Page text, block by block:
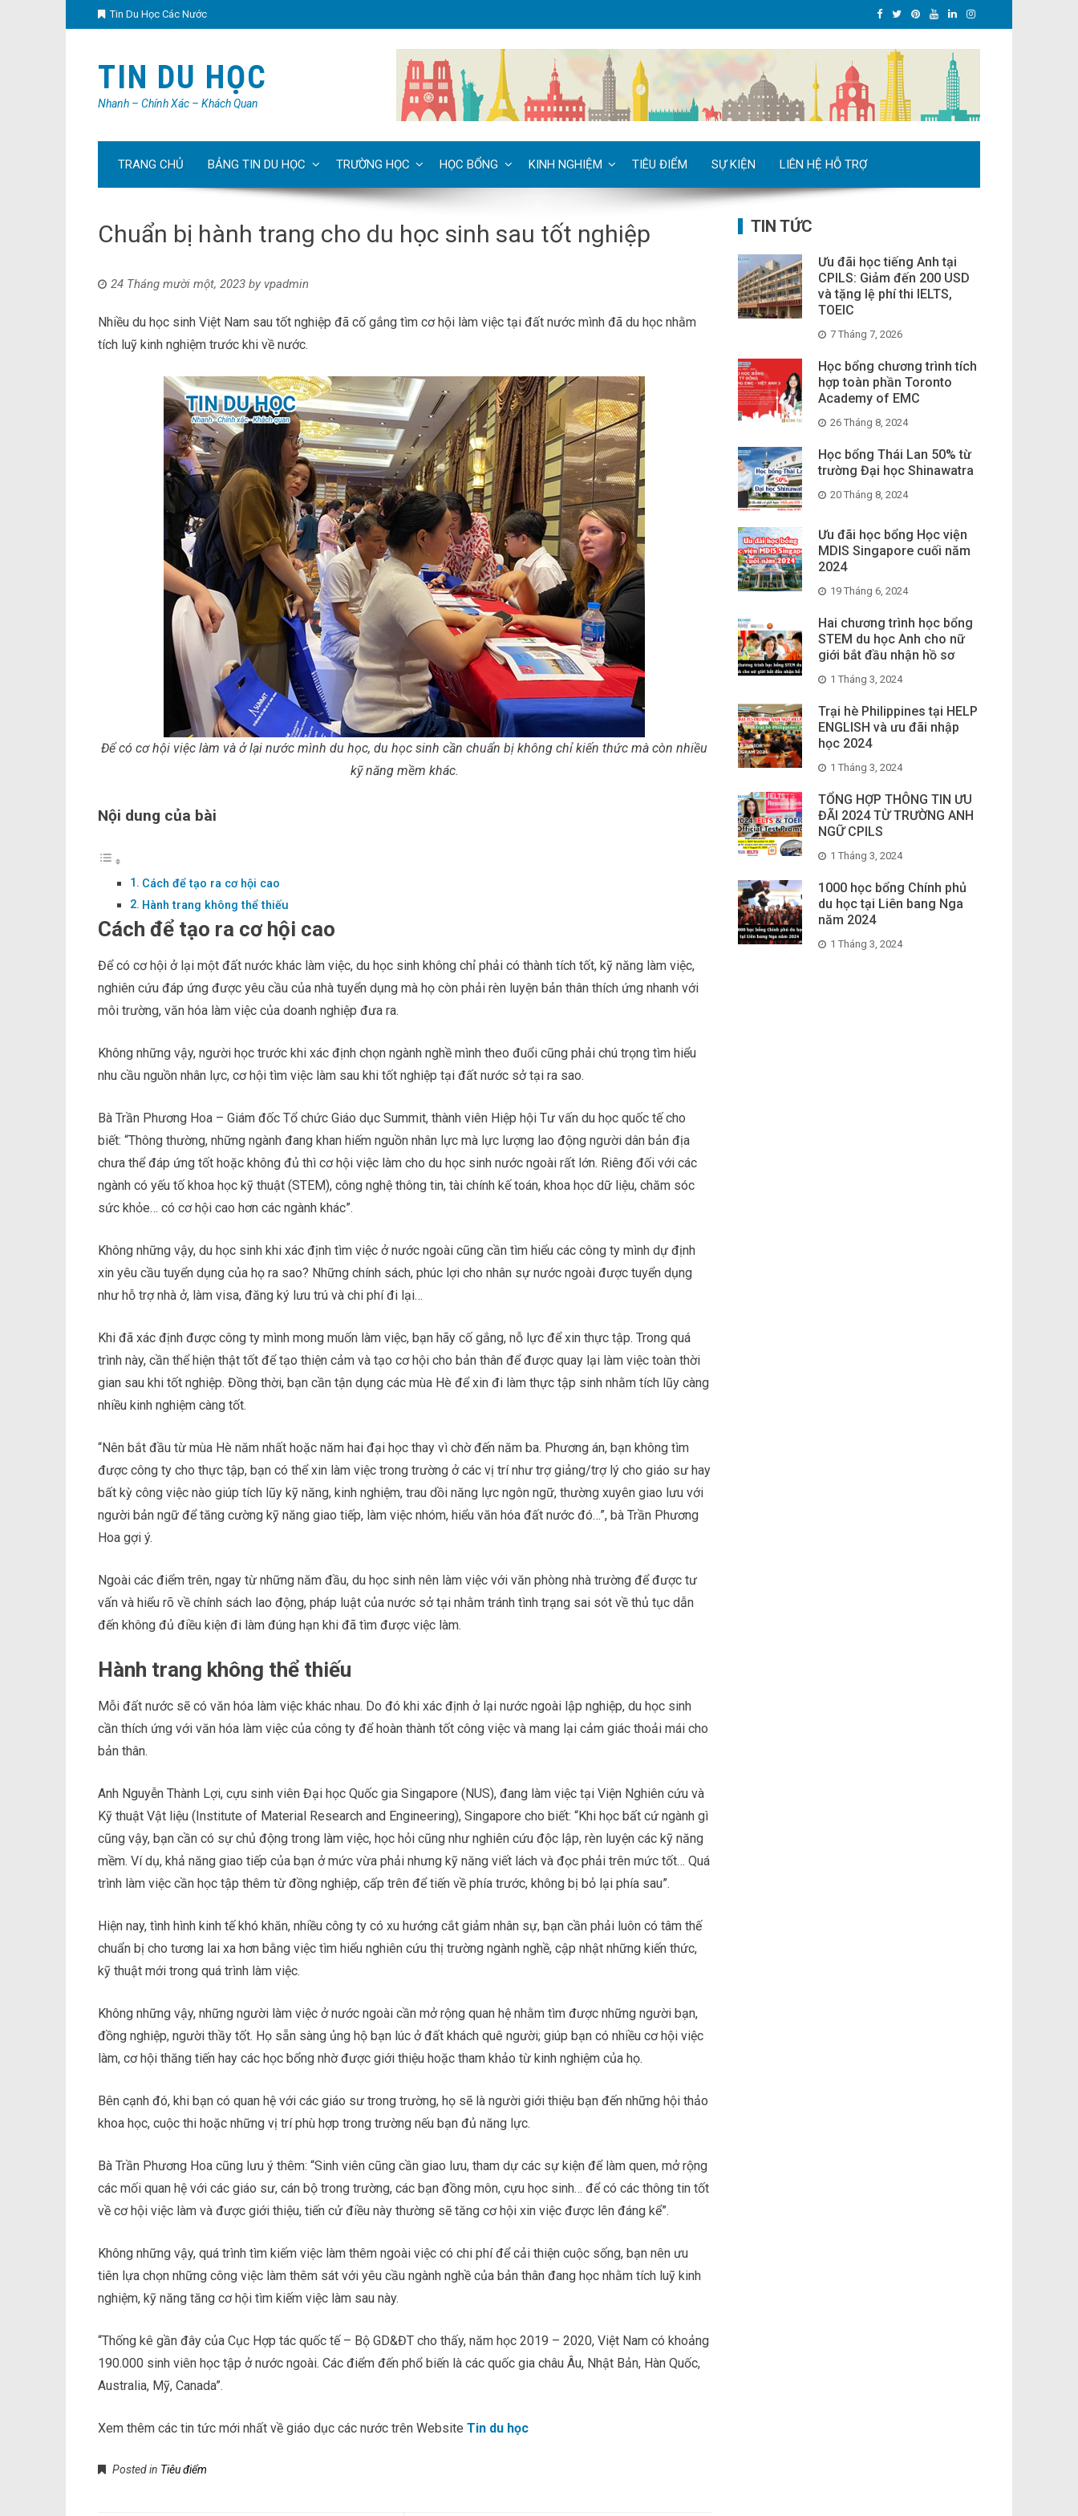
Tin Du Học Các Nước
TIN DU HỌC
Nhanh – Chính Xác – Khách Quan
TRANG CHỦ BẢNG TIN DU HỌC TRƯỜNG HỌC HỌC BỔNG KINH NGHIỆM TIÊU ĐIỂM SỰ KIỆN LIÊN HỆ HỖ TRỢ
Chuẩn bị hành trang cho du học sinh sau tốt nghiệp
24 Tháng mười một, 2023 by vpadmin
Nhiều du học sinh Việt Nam sau tốt nghiệp đã cố gắng tìm cơ hội làm việc tại đất nước mình đã du học nhằm
tích luỹ kinh nghiệm trước khi về nước.
Để có cơ hội việc làm và ở lại nước mình du học, du học sinh cần chuẩn bị không chỉ kiến thức mà còn nhiều
kỹ năng mềm khác.
Nội dung của bài
Cách để tạo ra cơ hội cao
Hành trang không thể thiếu
Cách để tạo ra cơ hội cao
Để có cơ hội ở lại một đất nước khác làm việc, du học sinh không chỉ phải có thành tích tốt, kỹ năng làm việc,
nghiên cứu đáp ứng được yêu cầu của nhà tuyển dụng mà họ còn phải rèn luyện bản thân thích ứng nhanh với
môi trường, văn hóa làm việc của doanh nghiệp đưa ra.
Không những vậy, người học trước khi xác định chọn ngành nghề mình theo đuổi cũng phải chú trọng tìm hiểu
nhu cầu nguồn nhân lực, cơ hội tìm việc làm sau khi tốt nghiệp tại đất nước sở tại ra sao.
Bà Trần Phương Hoa – Giám đốc Tổ chức Giáo dục Summit, thành viên Hiệp hội Tư vấn du học quốc tế cho
biết: “Thông thường, những ngành đang khan hiếm nguồn nhân lực mà lực lượng lao động người dân bản địa
chưa thể đáp ứng tốt hoặc không đủ thì cơ hội việc làm cho du học sinh nước ngoài rất lớn. Riêng đối với các
ngành có yếu tố khoa học kỹ thuật (STEM), công nghệ thông tin, tài chính kế toán, khoa học dữ liệu, chăm sóc
sức khỏe… có cơ hội cao hơn các ngành khác”.
Không những vậy, du học sinh khi xác định tìm việc ở nước ngoài cũng cần tìm hiểu các công ty mình dự định
xin yêu cầu tuyển dụng của họ ra sao? Những chính sách, phúc lợi cho nhân sự nước ngoài được tuyển dụng
như hỗ trợ nhà ở, làm visa, đăng ký lưu trú và chi phí đi lại…
Khi đã xác định được công ty mình mong muốn làm việc, bạn hãy cố gắng, nỗ lực để xin thực tập. Trong quá
trình này, cần thể hiện thật tốt để tạo thiện cảm và tạo cơ hội cho bản thân để được quay lại làm việc toàn thời
gian sau khi tốt nghiệp. Đồng thời, bạn cần tận dụng các mùa Hè để xin đi làm thực tập sinh nhằm tích lũy càng
nhiều kinh nghiệm càng tốt.
“Nên bắt đầu từ mùa Hè năm nhất hoặc năm hai đại học thay vì chờ đến năm ba. Phương án, bạn không tìm
được công ty cho thực tập, bạn có thể xin làm việc trong trường ở các vị trí như trợ giảng/trợ lý cho giáo sư hay
bất kỳ công việc nào giúp tích lũy kỹ năng, kinh nghiệm, trau dồi năng lực ngôn ngữ, thường xuyên giao lưu với
người bản ngữ để tăng cường kỹ năng giao tiếp, làm việc nhóm, hiểu văn hóa đất nước đó…”, bà Trần Phương
Hoa gợi ý.
Ngoài các điểm trên, ngay từ những năm đầu, du học sinh nên làm việc với văn phòng nhà trường để được tư
vấn và hiểu rõ về chính sách lao động, pháp luật của nước sở tại nhằm tránh tình trạng sai sót về thủ tục dẫn
đến không đủ điều kiện đi làm đúng hạn khi đã tìm được việc làm.
Hành trang không thể thiếu
Mỗi đất nước sẽ có văn hóa làm việc khác nhau. Do đó khi xác định ở lại nước ngoài lập nghiệp, du học sinh
cần thích ứng với văn hóa làm việc của công ty để hoàn thành tốt công việc và mang lại cảm giác thoải mái cho
bản thân.
Anh Nguyễn Thành Lợi, cựu sinh viên Đại học Quốc gia Singapore (NUS), đang làm việc tại Viện Nghiên cứu và
Kỹ thuật Vật liệu (Institute of Material Research and Engineering), Singapore cho biết: “Khi học bất cứ ngành gì
cũng vậy, bạn cần có sự chủ động trong làm việc, học hỏi cũng như nghiên cứu độc lập, rèn luyện các kỹ năng
mềm. Ví dụ, khả năng giao tiếp của bạn ở mức vừa phải nhưng kỹ năng viết lách và đọc phải trên mức tốt… Quá
trình làm việc cần học tập thêm từ đồng nghiệp, cấp trên để tiến về phía trước, không bị bỏ lại phía sau”.
Hiện nay, tình hình kinh tế khó khăn, nhiều công ty có xu hướng cắt giảm nhân sự, bạn cần phải luôn có tâm thế
chuẩn bị cho tương lai xa hơn bằng việc tìm hiểu nghiên cứu thị trường ngành nghề, cập nhật những kiến thức,
kỹ thuật mới trong quá trình làm việc.
Không những vậy, những người làm việc ở nước ngoài cần mở rộng quan hệ nhằm tìm được những người bạn,
đồng nghiệp, người thầy tốt. Họ sẵn sàng ủng hộ bạn lúc ở đất khách quê người; giúp bạn có nhiều cơ hội việc
làm, cơ hội thăng tiến hay các học bổng nhờ được giới thiệu hoặc tham khảo từ kinh nghiệm của họ.
Bên cạnh đó, khi bạn có quan hệ với các giáo sư trong trường, họ sẽ là người giới thiệu bạn đến những hội thảo
khoa học, cuộc thi hoặc những vị trí phù hợp trong trường nếu bạn đủ năng lực.
Bà Trần Phương Hoa cũng lưu ý thêm: “Sinh viên cũng cần giao lưu, tham dự các sự kiện để làm quen, mở rộng
các mối quan hệ với các giáo sư, cán bộ trong trường, các bạn đồng môn, cựu học sinh… để có các thông tin tốt
về cơ hội việc làm và được giới thiệu, tiến cử điều này thường sẽ tăng cơ hội xin việc được lên đáng kể”.
Không những vậy, quá trình tìm kiếm việc làm thêm ngoài việc có chi phí để cải thiện cuộc sống, bạn nên ưu
tiên lựa chọn những công việc làm thêm sát với yêu cầu ngành nghề của bản thân đang học nhằm tích luỹ kinh
nghiệm, kỹ năng tăng cơ hội tìm kiếm việc làm sau này.
“Thống kê gần đây của Cục Hợp tác quốc tế – Bộ GD&ĐT cho thấy, năm học 2019 – 2020, Việt Nam có khoảng
190.000 sinh viên học tập ở nước ngoài. Các điểm đến phổ biến là các quốc gia châu Âu, Nhật Bản, Hàn Quốc,
Australia, Mỹ, Canada”.
Xem thêm các tin tức mới nhất về giáo dục các nước trên Website Tin du học
Posted in Tiêu điểm
TIN TỨC
Ưu đãi học tiếng Anh tại
CPILS: Giảm đến 200 USD
và tặng lệ phí thi IELTS,
TOEIC
7 Tháng 7, 2026
Học bổng chương trình tích
hợp toàn phần Toronto
Academy of EMC
26 Tháng 8, 2024
Học bổng Thái Lan 50% từ
trường Đại học Shinawatra
20 Tháng 8, 2024
Ưu đãi học bổng Học viện
MDIS Singapore cuối năm
2024
19 Tháng 6, 2024
Hai chương trình học bổng
STEM du học Anh cho nữ
giới bắt đầu nhận hồ sơ
1 Tháng 3, 2024
Trại hè Philippines tại HELP
ENGLISH và ưu đãi nhập
học 2024
1 Tháng 3, 2024
TỔNG HỢP THÔNG TIN ƯU
ĐÃI 2024 TỪ TRƯỜNG ANH
NGỮ CPILS
1 Tháng 3, 2024
1000 học bổng Chính phủ
du học tại Liên bang Nga
năm 2024
1 Tháng 3, 2024